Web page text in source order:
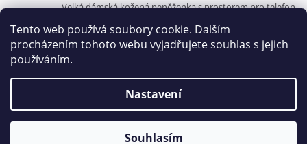
Tento web používá soubory cookie. Dalším
procházením tohoto webu vyjadřujete souhlas s jejich
používáním.
Nastavení
Souhlasím
Velká dámská kožená peněženka s prostorem pro telefon
870 Kč
Vytvořil Shoptet
Copyright 2026Kabelky od Hraběnky. Všechna práva
vyhrazena.